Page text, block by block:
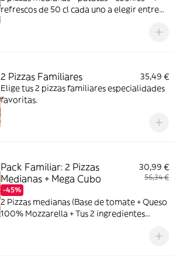
refrescos de 50 cl cada uno a elegir entre
naranja, Fuze tea o Aquarius de limón. Tu
2 Pizzas Familiares
35,49 €
Elige tus 2 pizzas familiares especialidades
favoritas.
Pack Familiar: 2 Pizzas
Medianas + Mega Cubo
-45%
30,99 €
56,34 €
2 Pizzas medianas (Base de tomate + Queso
100% Mozzarella + Tus 2 ingredientes
unidades: 5 piezas de Strippers, 6 piezas de